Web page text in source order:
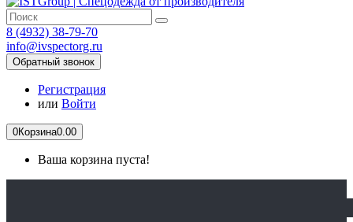
8 (4932) 38-79-70
info@ivspectorg.ru
Обратный звонок
Регистрация
или Войти
0Корзина0.00
Ваша корзина пуста!